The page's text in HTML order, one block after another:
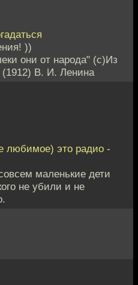
))
они от народа" (с)Из
(1912) В. И. Ленина
любимое) это радио -
маленькие дети
не убили и не